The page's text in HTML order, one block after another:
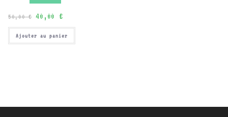
50,00€
Le
prix
initial
était :
50,00 €.
40,00 €Le
actuel
est :
40,00 €.
Ajouter au panier